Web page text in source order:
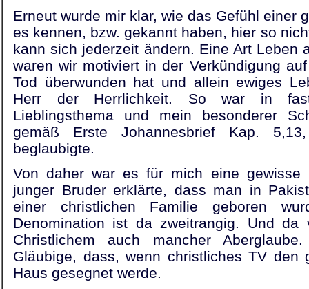
Erneut wurde mir klar, wie das Gefühl einer
es kennen, bzw. gekannt haben, hier so
kann sich jederzeit ändern. Eine Art Leben
waren wir motiviert in der Verkündigung
Tod überwunden hat und allein ewiges
Herr der Herrlichkeit. So war in
Lieblingsthema und mein besonderer
gemäß Erste Johannesbrief Kap.
beglaubigte.
Von daher war es für mich eine gewisse
junger Bruder erklärte, dass man in
einer christlichen Familie geboren
Denomination ist da zweitrangig. Und da
Christlichem auch mancher
Gläubige, dass, wenn christliches TV den
Haus gesegnet werde.